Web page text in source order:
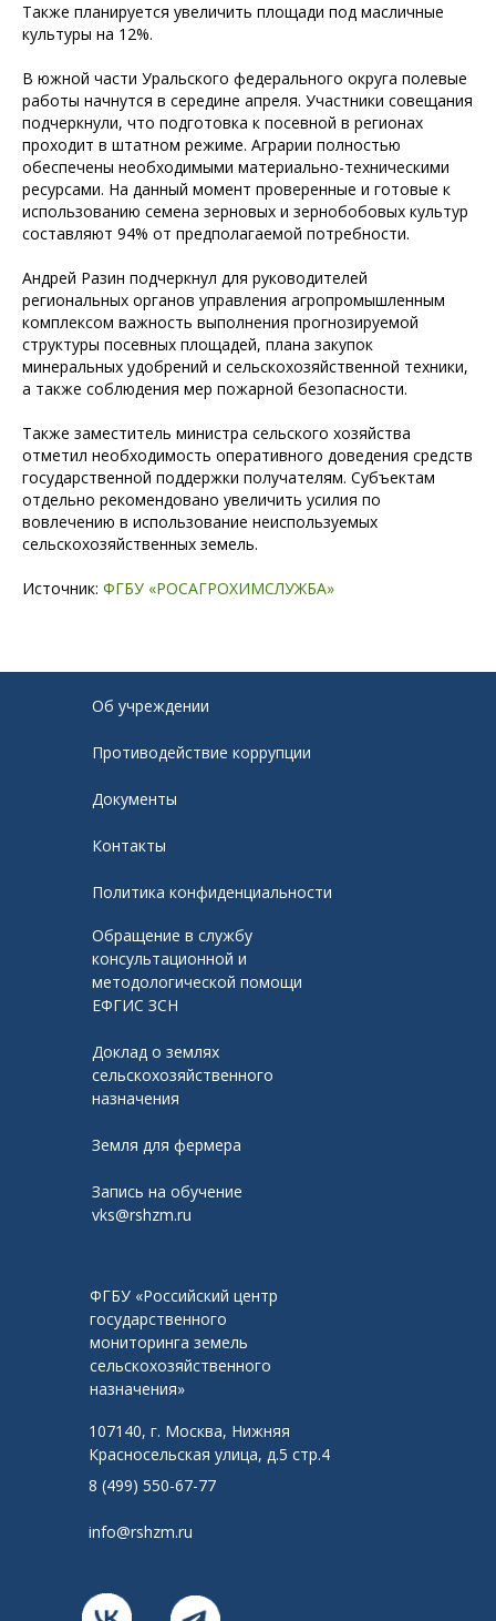
Также планируется увеличить площади под масличные
культуры на 12%.
В южной части Уральского федерального округа полевые
работы начнутся в середине апреля. Участники совещания
подчеркнули, что подготовка к посевной в регионах
проходит в штатном режиме. Аграрии полностью
обеспечены необходимыми материально-техническими
ресурсами. На данный момент проверенные и готовые к
использованию семена зерновых и зернобобовых культур
составляют 94% от предполагаемой потребности.
Андрей Разин подчеркнул для руководителей
региональных органов управления агропромышленным
комплексом важность выполнения прогнозируемой
структуры посевных площадей, плана закупок
минеральных удобрений и сельскохозяйственной техники,
а также соблюдения мер пожарной безопасности.
Также заместитель министра сельского хозяйства
отметил необходимость оперативного доведения средств
государственной поддержки получателям. Субъектам
отдельно рекомендовано увеличить усилия по
вовлечению в использование неиспользуемых
сельскохозяйственных земель.
Источник: ФГБУ «РОСАГРОХИМСЛУЖБА»
ФГБУ «Российский центр
государственного
мониторинга земель
сельскохозяйственного
назначения»
107140, г. Москва, Нижняя
Красносельская улица, д.5 стр.4
8 (499) 550-67-77
info@rshzm.ru
Об учреждении
Противодействие коррупции
Документы
Контакты
Политика конфиденциальности
Обращение в службу
консультационной и
методологической помощи
ЕФГИС ЗСН
Доклад о землях
сельскохозяйственного
назначения
Земля для фермера
Запись на обучение
vks@rshzm.ru